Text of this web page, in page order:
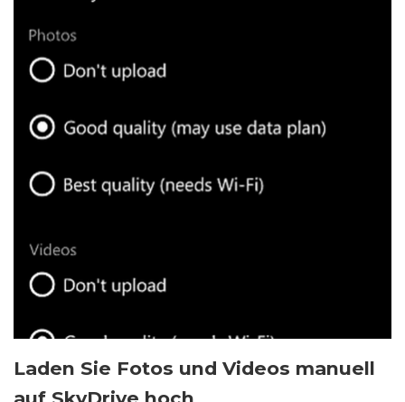
Laden Sie Fotos und Videos manuell